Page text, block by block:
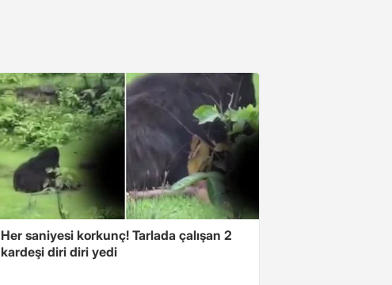
Her saniyesi korkunç! Tarlada çalışan 2
kardeşi diri diri yedi